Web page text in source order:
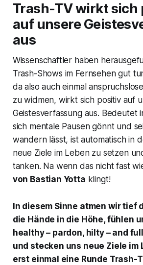
Trash-TV wirkt sich
auf unsere
aus
Wissenschaftler haben
Trash-Shows im Fernsehen gut
da also auch einmal
zu widmen, wirkt sich positiv auf
Geistesverfassung aus. Bedeutet
sich mentale Pausen gönnt und
wandern lässt, ist automatisch in
neue Ziele im Leben zu setzen
tanken. Na wenn das nicht fast
von Bastian Yotta klingt!
In diesem Sinne atmen wir tief
die Hände in die Höhe, fühlen
healthy – pardon, hilty – and
und stecken uns neue Ziele im
erst einmal eine Runde Trash-